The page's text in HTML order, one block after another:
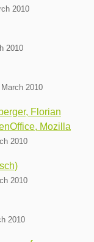
2010
2010
2010
Florian
Mozilla
2010
2010
2010